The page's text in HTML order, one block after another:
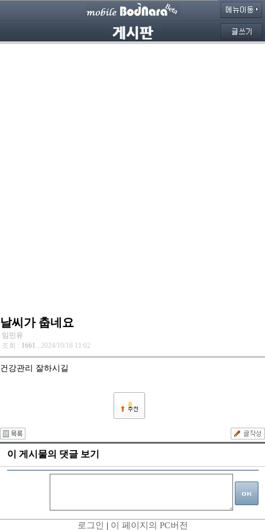
날씨가 춥네요
임민유
조회 : 1661 , 2024/10/16 11:02
건강관리 잘하시길
0
이 게시물의 댓글 보기
로그인 | 이 페이지의 PC버전